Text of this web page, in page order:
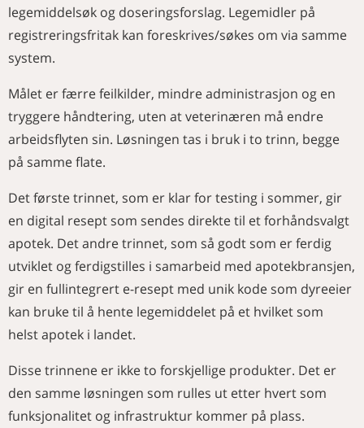
legemiddelsøk og doseringsforslag. Legemidler på
registreringsfritak kan foreskrives/søkes om via samme
system.
Målet er færre feilkilder, mindre administrasjon og en
tryggere håndtering, uten at veterinæren må endre
arbeidsflyten sin. Løsningen tas i bruk i to trinn, begge
på samme flate.
Det første trinnet, som er klar for testing i sommer, gir
en digital resept som sendes direkte til et forhåndsvalgt
apotek. Det andre trinnet, som så godt som er ferdig
utviklet og ferdigstilles i samarbeid med apotekbransjen,
gir en fullintegrert e-resept med unik kode som dyreeier
kan bruke til å hente legemiddelet på et hvilket som
helst apotek i landet.
Disse trinnene er ikke to forskjellige produkter. Det er
den samme løsningen som rulles ut etter hvert som
funksjonalitet og infrastruktur kommer på plass.